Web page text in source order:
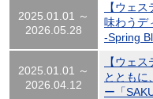
2025.01.01 ～
2026.05.28
【ウェ
味わうデ
-Spring
2025.01.01 ～
2026.04.12
【ウェ
とともに
ー「